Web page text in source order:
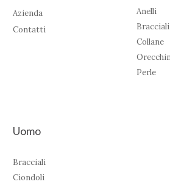
Azienda
Contatti
Anelli
Bracciali
Collane
Perle
Uomo
Bracciali
Ciondoli